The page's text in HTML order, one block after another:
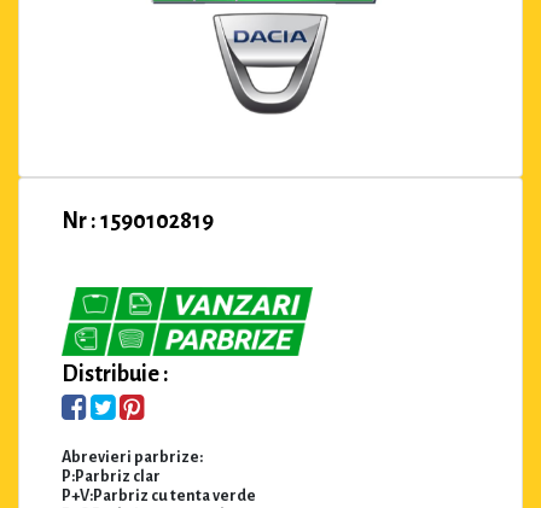
Nr : 1590102819
Distribuie :
Abrevieri parbrize:
P:Parbriz clar
P+V:Parbriz cu tenta verde